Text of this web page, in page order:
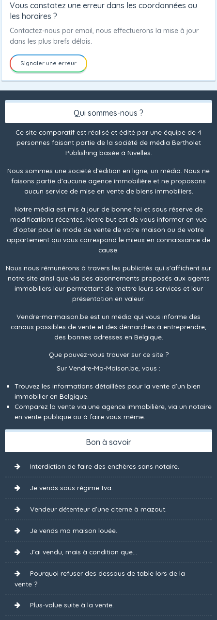
Vous constatez une erreur dans les coordonnées ou
les horaires ?
Contactez-nous par email, nous effectuerons la mise à jour
dans les plus brefs délais.
Signaler une erreur
Qui sommes-nous ?
Ce site comparatif est réalisé et édité par une équipe de 4
personnes faisant partie de la société de média Bertholet
Publishing basée à Nivelles.
Nous sommes une société d'édition en ligne, un média. Nous ne
faisons partie d'aucune agence immobilière et ne proposons
aucun service de mise en vente de biens immobiliers.
Notre média est mis à jour de bonne foi et sous réserve de
modifications récentes. Notre but est de vous informer en vue
d’opter pour le mode de vente de votre maison ou de votre
appartement qui vous correspond le mieux en connaissance de
cause.
Nous nous rémunérons à travers les publicités qui s'affichent sur
notre site ainsi que via des abonnements proposés aux agents
immobiliers leur permettant de mettre leurs services et leur
présentation en valeur.
Vendre-ma-maison.be est un média qui vous informe des
canaux possibles de vente et des démarches à entreprendre,
des bonnes adresses en Belgique.
Que pouvez-vous trouver sur ce site ?
Sur Vendre-Ma-Maison.be, vous :
Trouvez les informations détaillées pour la vente d’un bien
immobilier en Belgique.
Comparez la vente via une agence immobilière, via un notaire
en vente publique ou à faire vous-même.
Bon à savoir
Interdiction de faire des enchères sans notaire.
Je vends sous régime tva.
Vendeur détenteur d’une citerne à mazout.
Je vends ma maison louée.
J’ai vendu, mais à condition que...
Pourquoi refuser des dessous de table lors de la
vente ?
Plus-value suite à la vente.